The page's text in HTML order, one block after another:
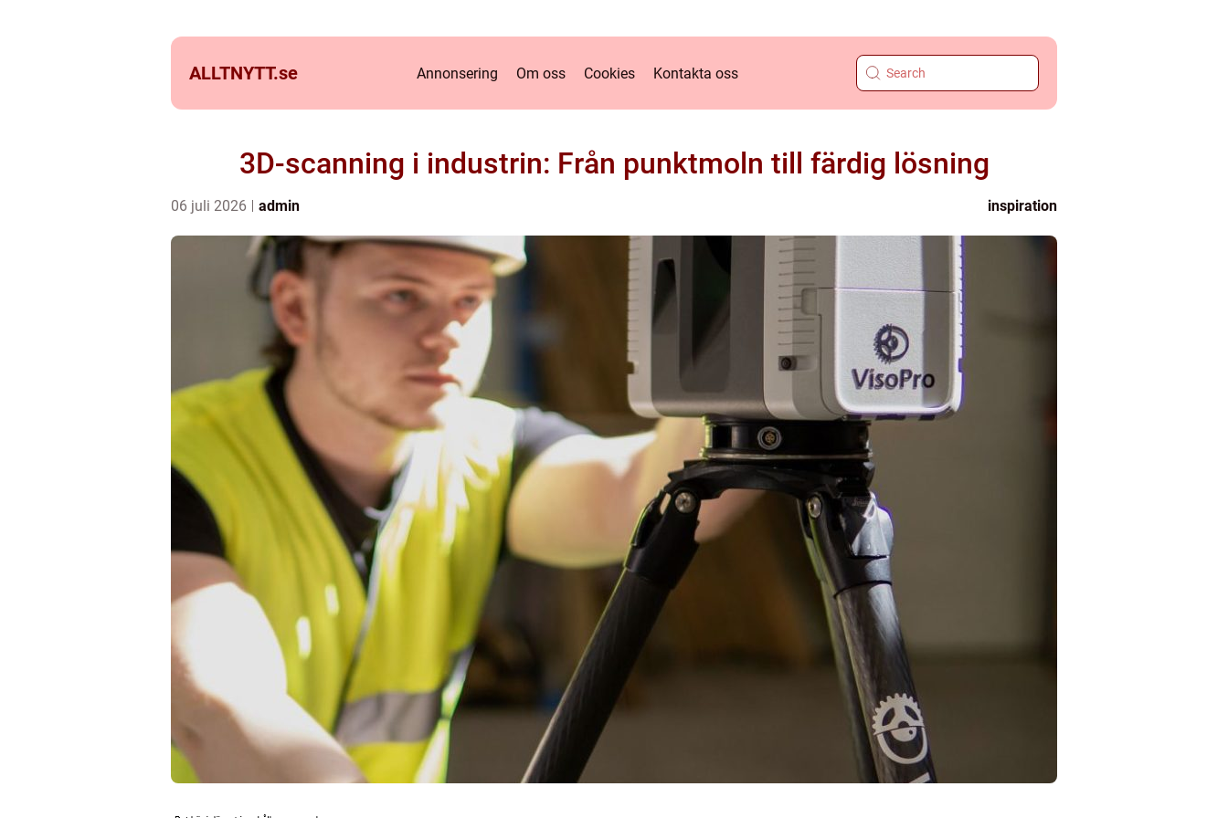
ALLTNYTT.se Annonsering Om oss Cookies Kontakta oss
3D-scanning i industrin: Från punktmoln till färdig lösning
06 juli 2026 admin inspiration